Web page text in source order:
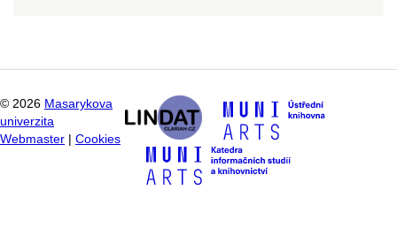
© 2026 Masarykova
univerzita
Webmaster
Cookies